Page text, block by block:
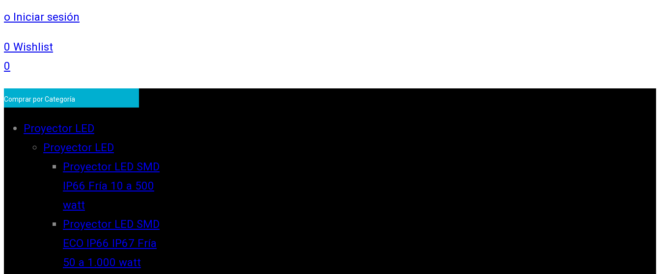
o Iniciar sesión
0 Wishlist
0
Comprar por Categoría
Proyector LED
Proyector LED
Proyector LED SMD
IP66 Fría 10 a 500
watt
Proyector LED SMD
ECO IP66 IP67 Fría
50 a 1.000 watt